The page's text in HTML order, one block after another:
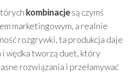
kombinacjesą czymś
marketingowym, a realnie
rozgrywki, ta produkcja daje
i wędka tworzą duet, który
rozwiązania i przełamywać